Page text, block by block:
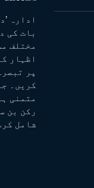
ادارہ
بات کی
مختلف
اظہار
پر
کریں۔
متمنی
رکن بن
شامل